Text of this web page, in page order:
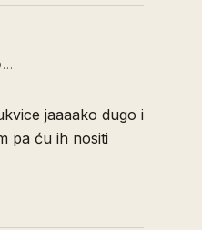
jaaaako dugo i
pa ću ih nositi